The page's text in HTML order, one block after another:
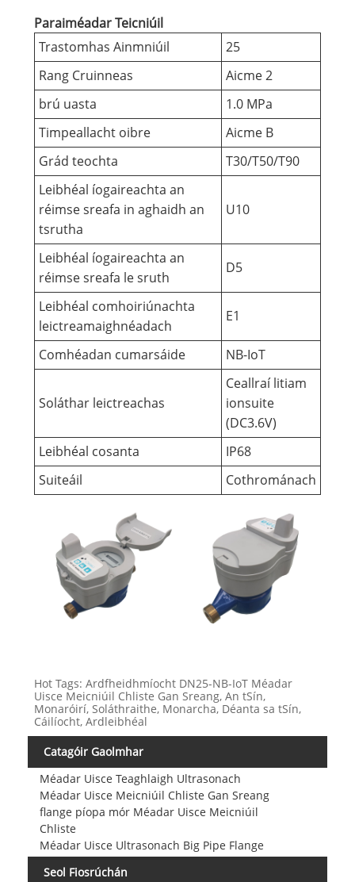
Paraiméadar Teicniúil
Trastomhas Ainmniúil
25
Rang Cruinneas
Aicme 2
brú uasta
1.0 MPa
Timpeallacht oibre
Aicme B
Grád teochta
T30/T50/T90
Leibhéal íogaireachta an
réimse sreafa in aghaidh an
tsrutha
U10
Leibhéal íogaireachta an
réimse sreafa le sruth
D5
Leibhéal comhoiriúnachta
leictreamaighnéadach
E1
Comhéadan cumarsáide NB-IoT
Soláthar leictreachas
Ceallraí litiam
ionsuite
(DC3.6V)
Leibhéal cosanta
IP68
Suiteáil
Cothrománach
Hot Tags: Ardfheidhmíocht DN25-NB-IoT Méadar
Uisce Meicniúil Chliste Gan Sreang, An tSín,
Monaróirí, Soláthraithe, Monarcha, Déanta sa tSín,
Cáilíocht, Ardleibhéal
Catagóir Gaolmhar
Méadar Uisce Teaghlaigh Ultrasonach
Méadar Uisce Meicniúil Chliste Gan Sreang
flange píopa mór Méadar Uisce Meicniúil
Chliste
Méadar Uisce Ultrasonach Big Pipe Flange
Seol Fiosrúchán